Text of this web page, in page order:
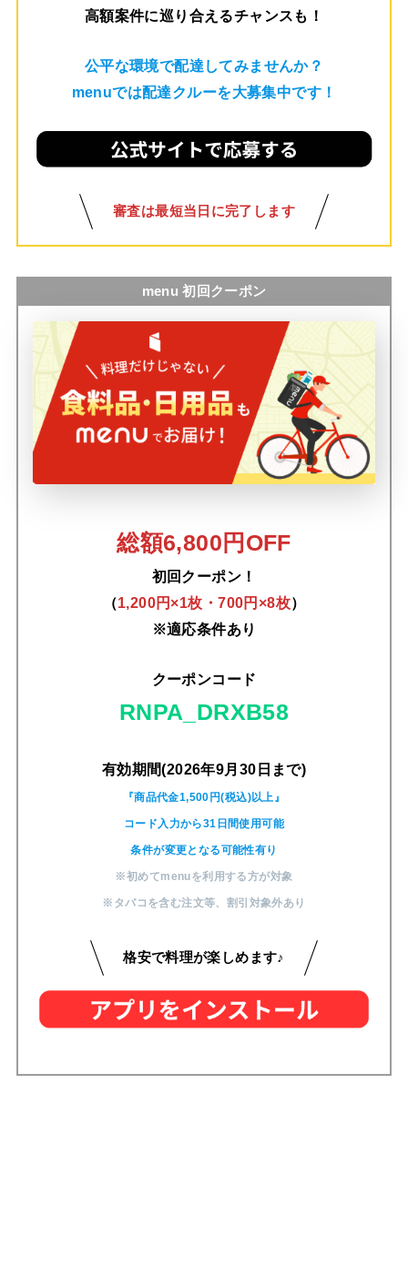
高額案件に巡り合えるチャンスも！
公平な環境で配達してみませんか？
menuでは配達クルーを大募集中です！
審査は最短当日に完了します
menu 初回クーポン
総額6,800円OFF
初回クーポン！
（1,200円×1枚・700円×8枚）
※適応条件あり
クーポンコード
RNPA_DRXB58
有効期間(2026年9月30日まで)
『商品代金1,500円(税込)以上』
コード入力から31日間使用可能
条件が変更となる可能性有り
※初めてmenuを利用する方が対象
※タバコを含む注文等、 割引対象外あり
格安で料理が楽しめます♪